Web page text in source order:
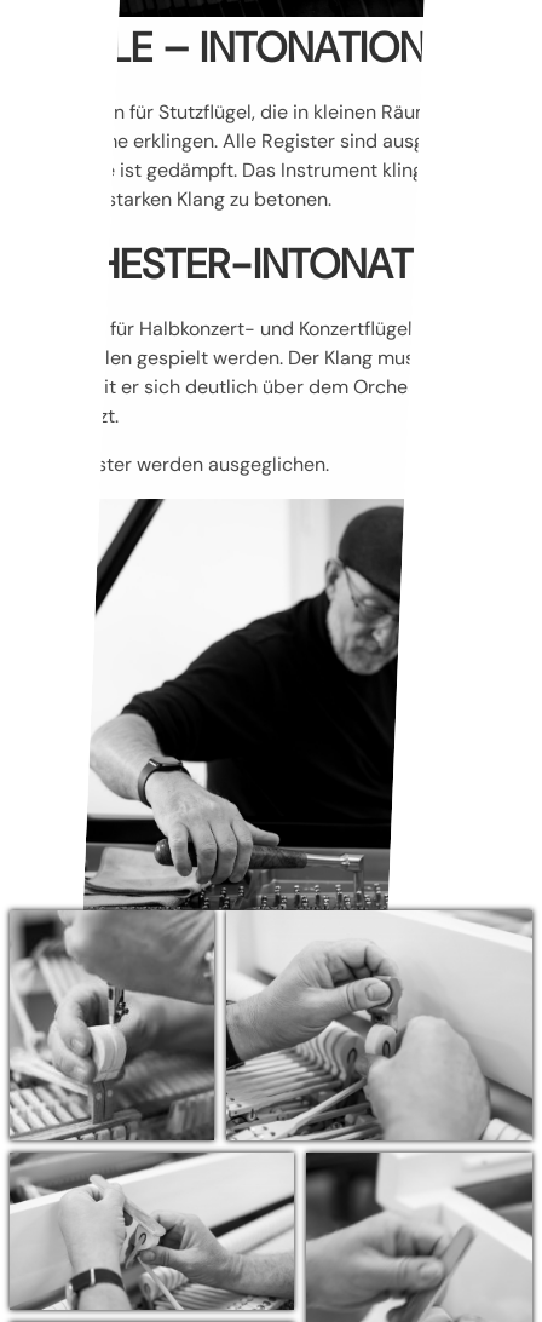
SUBTILE – INTONATION
Zugewiesen für Stutzflügel, die in kleinen Räumen und
Proberäume erklingen. Alle Register sind ausgerichtet. Die
Klangfarbe ist gedämpft. Das Instrument klingt sanft,
ohne den starken Klang zu betonen.
ORCHESTER-INTONATION
Bestimmt für Halbkonzert- und Konzertflügel, die in
Konzertsälen gespielt werden. Der Klang muss kraftvoll
sein, damit er sich deutlich über dem Orchester
durchsetzt.
Alle Register werden ausgeglichen.